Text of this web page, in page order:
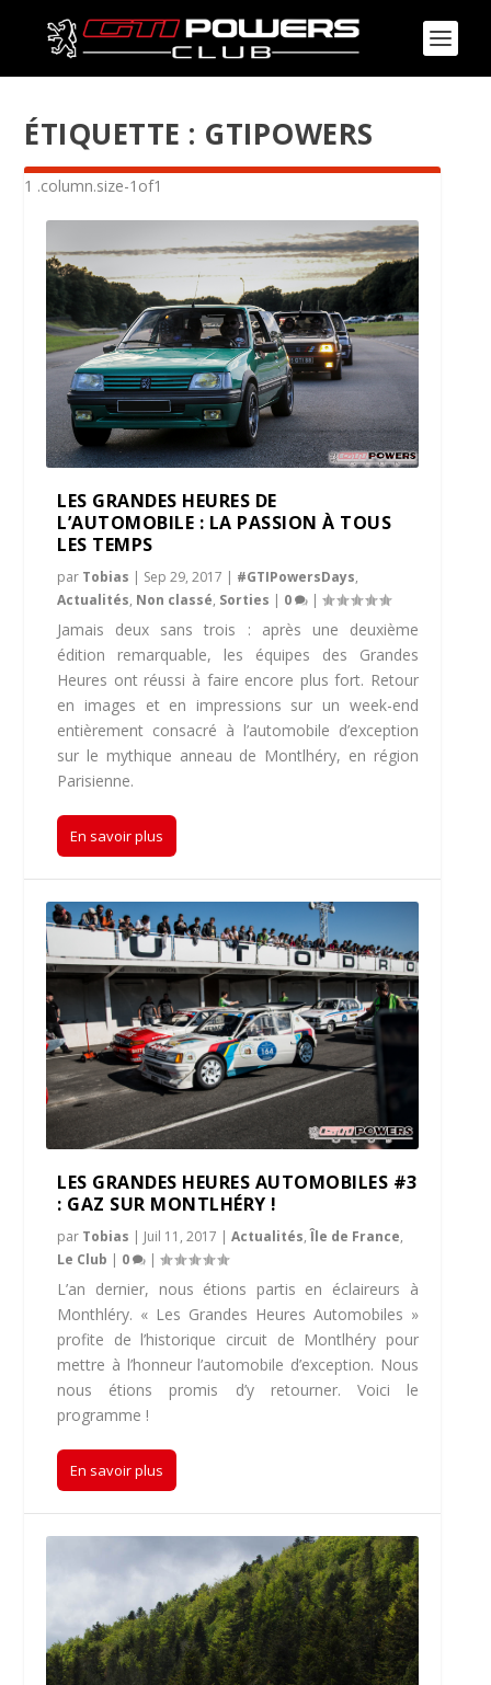
ÉTIQUETTE : GTIPOWERS
LES GRANDES HEURES DE
L’AUTOMOBILE : LA PASSION À TOUS
LES TEMPS
par Tobias | Sep 29, 2017 | #GTIPowersDays,
Actualités, Non classé, Sorties | 0 |
Jamais deux sans trois : après une deuxième
édition remarquable, les équipes des Grandes
Heures ont réussi à faire encore plus fort. Retour
en images et en impressions sur un week-end
entièrement consacré à l’automobile d’exception
sur le mythique anneau de Montlhéry, en région
Parisienne.
En savoir plus
LES GRANDES HEURES AUTOMOBILES #3
: GAZ SUR MONTLHÉRY !
par Tobias | Juil 11, 2017 |Actualités,Île de France,
Le Club | 0 |
L’an dernier, nous étions partis en éclaireurs à
Monthléry. « Les Grandes Heures Automobiles »
profite de l’historique circuit de Montlhéry pour
mettre à l’honneur l’automobile d’exception. Nous
nous étions promis d’y retourner. Voici le
programme !
En savoir plus